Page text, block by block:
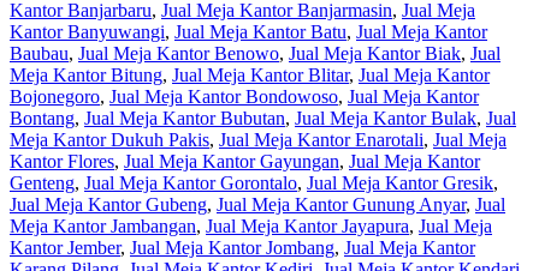
Kantor Banjarbaru, Jual Meja Kantor Banjarmasin, Jual Meja
Kantor Banyuwangi, Jual Meja Kantor Batu, Jual Meja Kantor
Baubau, Jual Meja Kantor Benowo, Jual Meja Kantor Biak, Jual
Meja Kantor Bitung, Jual Meja Kantor Blitar, Jual Meja Kantor
Bojonegoro, Jual Meja Kantor Bondowoso, Jual Meja Kantor
Bontang, Jual Meja Kantor Bubutan, Jual Meja Kantor Bulak, Jual
Meja Kantor Dukuh Pakis, Jual Meja Kantor Enarotali, Jual Meja
Kantor Flores, Jual Meja Kantor Gayungan, Jual Meja Kantor
Genteng, Jual Meja Kantor Gorontalo, Jual Meja Kantor Gresik,
Jual Meja Kantor Gubeng, Jual Meja Kantor Gunung Anyar, Jual
Meja Kantor Jambangan, Jual Meja Kantor Jayapura, Jual Meja
Kantor Jember, Jual Meja Kantor Jombang, Jual Meja Kantor